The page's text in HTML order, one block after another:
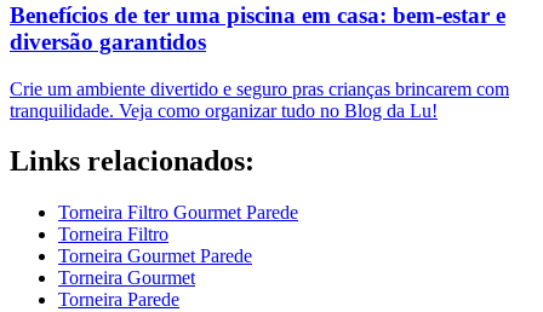
Benefícios de ter uma piscina em casa: bem-estar e
diversão garantidos
Crie um ambiente divertido e seguro pras crianças brincarem com
tranquilidade. Veja como organizar tudo no Blog da Lu!
Links relacionados:
Torneira Filtro Gourmet Parede
Torneira Filtro
Torneira Gourmet Parede
Torneira Gourmet
Torneira Parede